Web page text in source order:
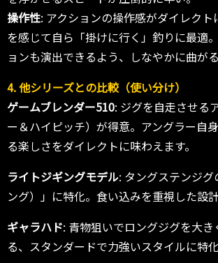
操作性: アクションの操作感がダイレクト
を感じて自ら「掛けに行く」釣りに最適
ョンも演出できるよう、しなやかに曲がる
4. 他シリーズとの比較（使い分け）
ゲームブレンダー510: ジグを自走させる
ー＆ハイピッチ）が得意。アングラー自
る楽しさをダイレクトに味わえます。
ライトジギングモデル: タングステンジ
ング）」に特化。食い込みを重視した設計
ギャラハド: 青物狙いでロングジグを大
る、スタンダードで力強いスタイルに特化